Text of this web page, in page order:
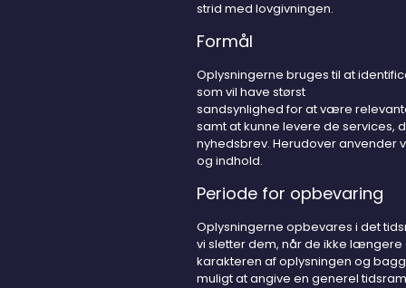
strid med lovgivningen.
Formål
Oplysningerne bruges til at
som vil have størst
sandsynlighed for at være
samt at kunne levere de services,
nyhedsbrev. Herudover anvender
og indhold.
Periode for opbevaring
Oplysningerne opbevares i det
vi sletter dem, når de ikke
karakteren af oplysningen og
muligt at angive en generel